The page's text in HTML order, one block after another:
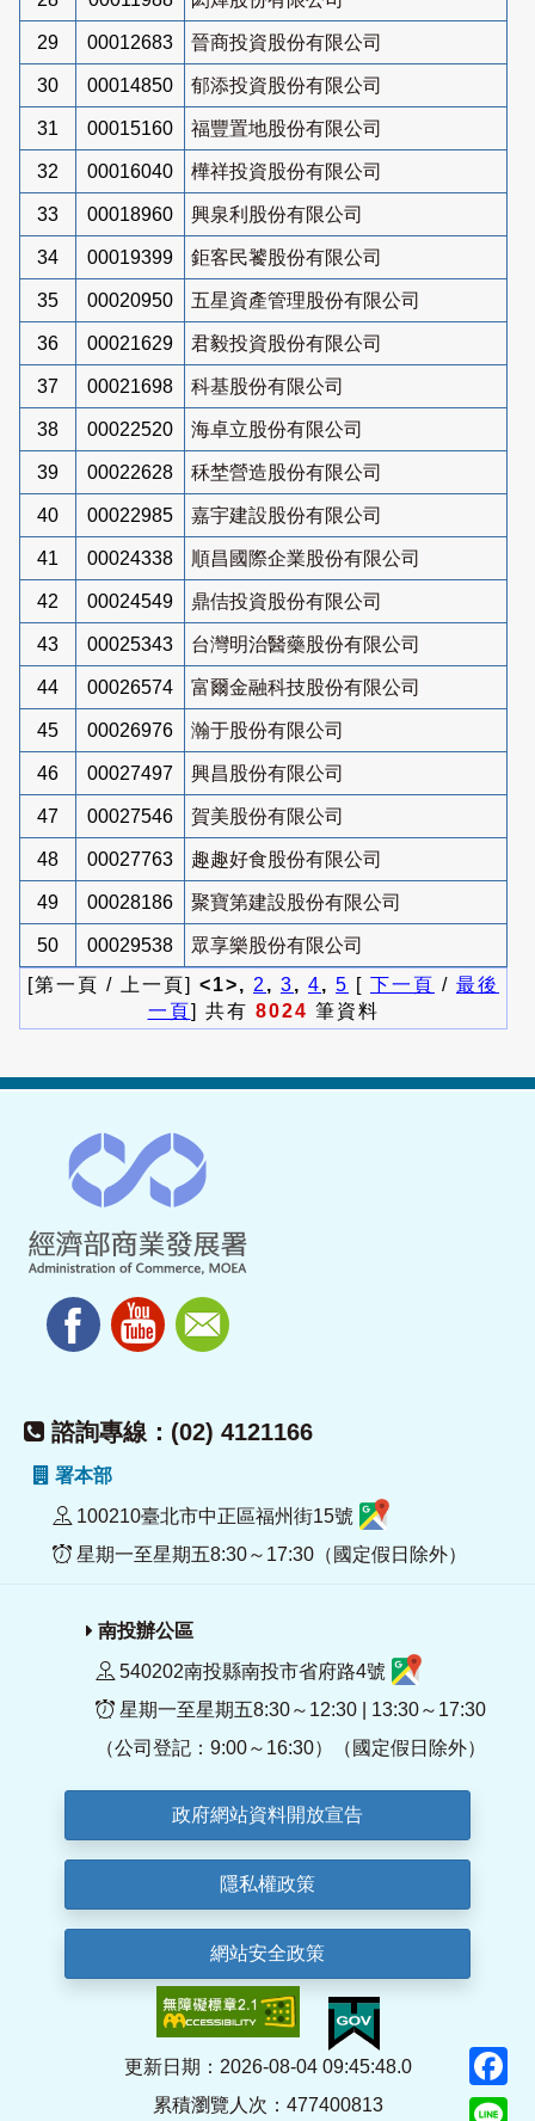
29 00012683 晉商投資股份有限公司
30 00014850 郁添投資股份有限公司
31 00015160 福豐置地股份有限公司
32 00016040 樺祥投資股份有限公司
33 00018960 興泉利股份有限公司
34 00019399 鉅客民饕股份有限公司
35 00020950 五星資產管理股份有限公司
36 00021629 君毅投資股份有限公司
37 00021698 科基股份有限公司
38 00022520 海卓立股份有限公司
39 00022628 秝埜營造股份有限公司
40 00022985 嘉宇建設股份有限公司
41 00024338 順昌國際企業股份有限公司
42 00024549 鼎佶投資股份有限公司
43 00025343 台灣明治醫藥股份有限公司
44 00026574 富爾金融科技股份有限公司
45 00026976 瀚于股份有限公司
46 00027497 興昌股份有限公司
47 00027546 賀美股份有限公司
48 00027763 趣趣好食股份有限公司
49 00028186 聚寶第建設股份有限公司
50 00029538
眾享樂股份有限公司
[第一頁 / 上一頁] <1>, 2 , 3, 4, 5 [ 下一頁 / 最後
一頁] 共有 8024 筆資料
諮詢專線：(02) 4121166
署本部
100210臺北市中正區福州街15號
星期一至星期五8:30～17:30（國定假日除外）
南投辦公區
540202南投縣南投市省府路4號
星期一至星期五8:30～12:30 | 13:30～17:30
（公司登記：9:00～16:30）（國定假日除外）
政府網站資料開放宣告
隱私權政策
網站安全政策
更新日期：2026-08-04 09:45:48.0
累積瀏覽人次：477400813